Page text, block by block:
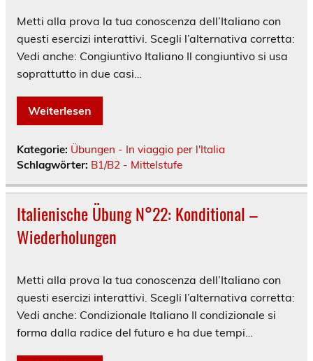
Metti alla prova la tua conoscenza dell’Italiano con
questi esercizi interattivi. Scegli l’alternativa corretta:
Vedi anche: Congiuntivo Italiano Il congiuntivo si usa
soprattutto in due casi…
Weiterlesen
Kategorie: Übungen - In viaggio per l'Italia
Schlagwörter: B1/B2 - Mittelstufe
Italienische Übung N°22: Konditional –
Wiederholungen
Metti alla prova la tua conoscenza dell’Italiano con
questi esercizi interattivi. Scegli l’alternativa corretta:
Vedi anche: Condizionale Italiano Il condizionale si
forma dalla radice del futuro e ha due tempi…